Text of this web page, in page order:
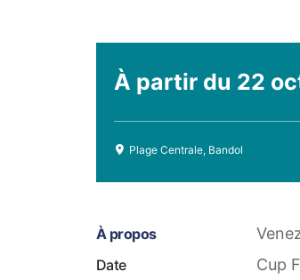
À partir du 22
Plage Centrale, Bandol
À propos
Date
Cup